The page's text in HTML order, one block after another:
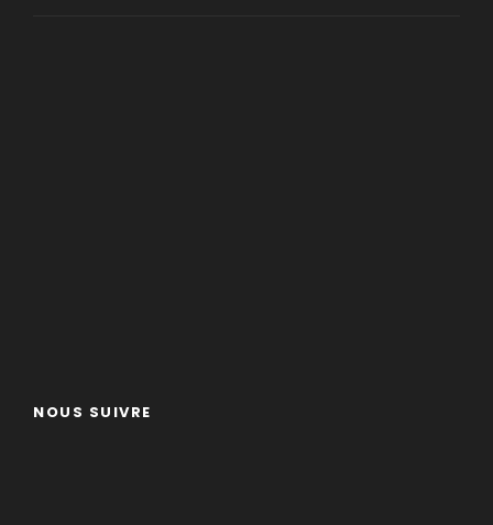
NOUS SUIVRE